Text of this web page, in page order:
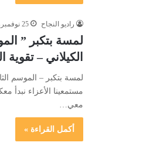
راديو النجاح 25 نوفمبر، 2017
لمسة بتكبر ”
الكيلاني – تقوية
لمسة بتكبر – الموسم
مستمعينا الأعزاء نبدأ
معي…
أكمل القراءة »